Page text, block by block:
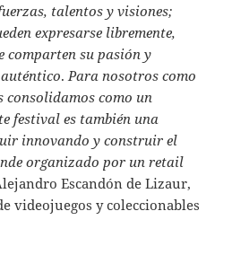
talentos y visiones;
expresarse libremente,
comparten su pasión y
. Para nosotros como
consolidamos como un
festival es también una
innovando y construir el
organizado por un retail
Escandón de Lizaur,
videojuegos y coleccionables